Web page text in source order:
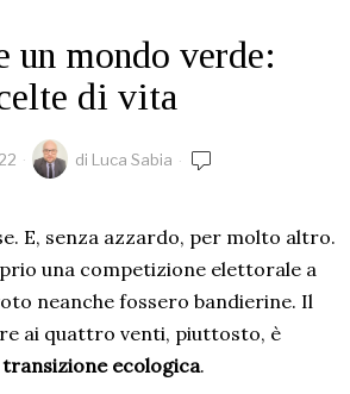
un mondo verde:
di vita
di Luca Sabia
E, senza azzardo, per molto altro.
una competizione elettorale a
neanche fossero bandierine. Il
ai quattro venti, piuttosto, è
transizione ecologica.